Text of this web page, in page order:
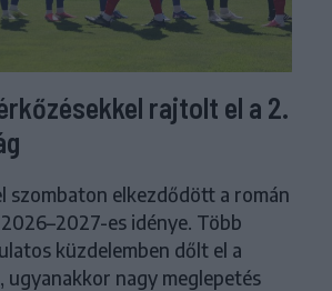
rajtolt el a 2.
szombaton elkezdődött a román
es idénye. Több
küzdelemben dőlt el a
ugyanakkor nagy meglepetés